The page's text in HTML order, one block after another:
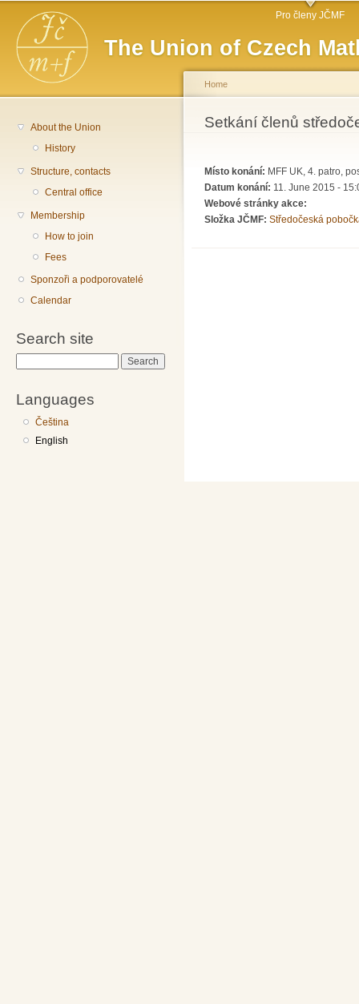
The Union of Czech
Main menu Pro členy JČMF
About the Union
History
Structure, contacts
Central office
Membership
How to join
Fees
Sponzoři a podporovatelé
Calendar
Search site
Languages
Čeština
English
You are here
Home
Setkání členů
Místo konání: MFF UK, 4. patro,
Datum konání: 11. June 2015 -
Webové stránky akce:
Složka JČMF: Středočeská